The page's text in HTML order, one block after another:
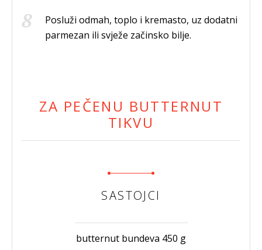
Posluži odmah, toplo i kremasto, uz dodatni
parmezan ili svježe začinsko bilje.
ZA PEČENU BUTTERNUT
TIKVU
SASTOJCI
butternut bundeva 450 g